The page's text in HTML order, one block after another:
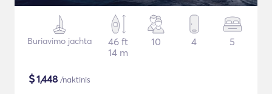
Buriavimo jachta
46 ft
14 m
10 4 5
$1,448 /naktinis